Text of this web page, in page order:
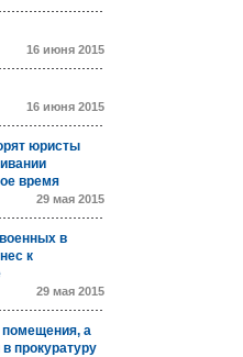
16 июня 2015
16 июня 2015
юристы
время
29 мая 2015
в
к
29 мая 2015
помещения, а
прокуратуру